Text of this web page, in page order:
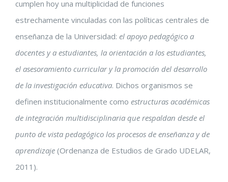
cumplen hoy una multiplicidad de funciones
estrechamente vinculadas con las políticas centrales de
enseñanza de la Universidad: el apoyo pedagógico a
docentes y a estudiantes, la orientación a los estudiantes,
el asesoramiento curricular y la promoción del desarrollo
de la investigación educativa. Dichos organismos se
definen institucionalmente como estructuras académicas
de integración multidisciplinaria que respaldan desde el
punto de vista pedagógico los procesos de enseñanza y de
aprendizaje (Ordenanza de Estudios de Grado UDELAR,
2011).